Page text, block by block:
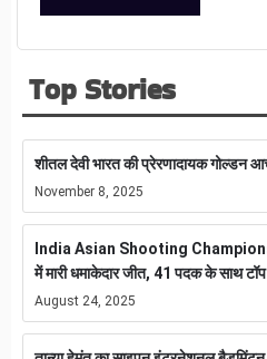
Top Stories
शीतल देवी भारत की प्रेरणादायक गोल्डन
November 8, 2025
India Asian Shooting
में मारी धमाकेदार जीत, 41 पदक के साथ
August 24, 2025